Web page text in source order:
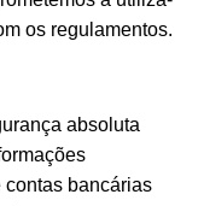
os regulamentos.
absoluta
contas bancárias